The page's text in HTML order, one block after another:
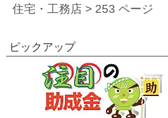
住宅・工務店 > 253 ページ
ピックアップ